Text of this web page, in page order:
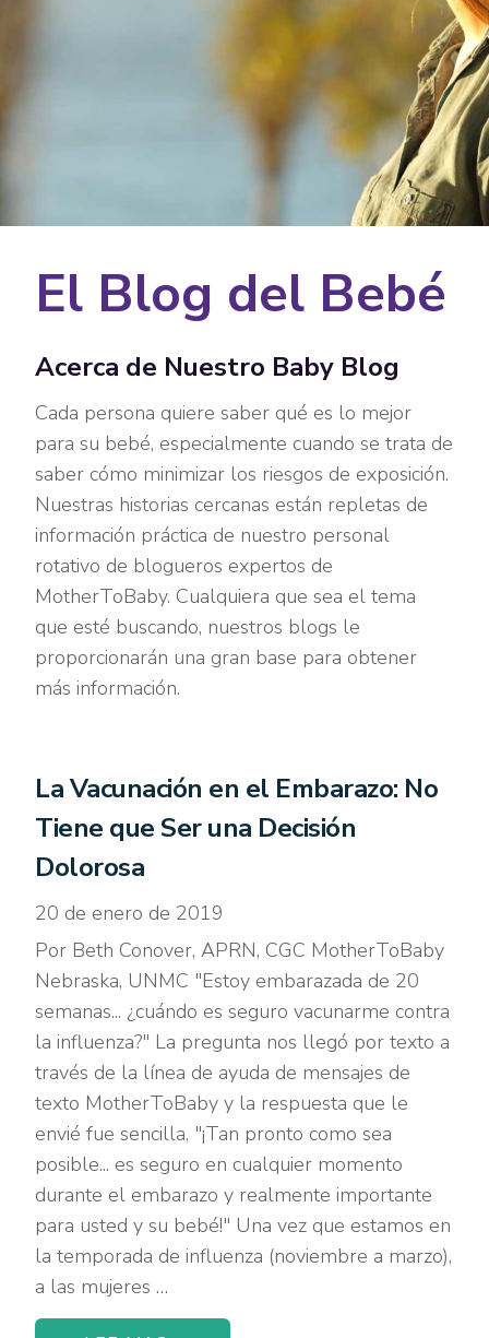
El Blog del Bebé
Acerca de Nuestro Baby Blog
Cada persona quiere saber qué es lo mejor
para su bebé, especialmente cuando se trata de
saber cómo minimizar los riesgos de exposición.
Nuestras historias cercanas están repletas de
información práctica de nuestro personal
rotativo de blogueros expertos de
MotherToBaby. Cualquiera que sea el tema
que esté buscando, nuestros blogs le
proporcionarán una gran base para obtener
más información.
La Vacunación en el Embarazo: No
Tiene que Ser una Decisión
Dolorosa
20 de enero de 2019
Por Beth Conover, APRN, CGC MotherToBaby
Nebraska, UNMC "Estoy embarazada de 20
semanas... ¿cuándo es seguro vacunarme contra
la influenza?" La pregunta nos llegó por texto a
través de la línea de ayuda de mensajes de
texto MotherToBaby y la respuesta que le
envié fue sencilla, "¡Tan pronto como sea
posible... es seguro en cualquier momento
durante el embarazo y realmente importante
para usted y su bebé!" Una vez que estamos en
la temporada de influenza (noviembre a marzo),
a las mujeres …